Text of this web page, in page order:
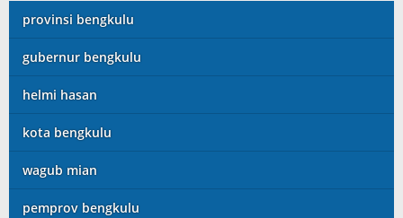
provinsi bengkulu
gubernur bengkulu
helmi hasan
kota bengkulu
wagub mian
pemprov bengkulu